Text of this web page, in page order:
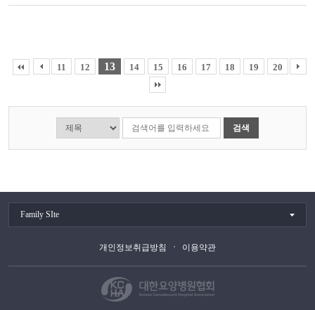
11 12 13 14 15 16 17 18 19 20
검색
Family SIte
개인정보취급방침 이용약관